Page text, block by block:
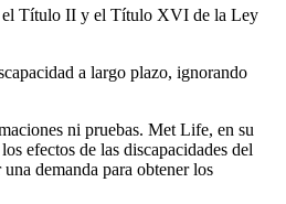
el Título II y el Título XVI de la Ley
a largo plazo, ignorando
ni pruebas. Met Life, en su
efectos de las discapacidades del
demanda para obtener los